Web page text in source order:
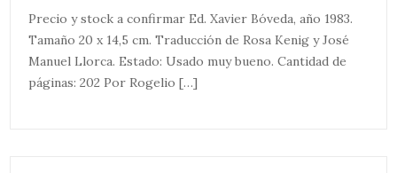
Precio y stock a confirmar Ed. Xavier Bóveda, año 1983.
Tamaño 20 x 14,5 cm. Traducción de Rosa Kenig y José
Manuel Llorca. Estado: Usado muy bueno. Cantidad de
páginas: 202 Por Rogelio […]